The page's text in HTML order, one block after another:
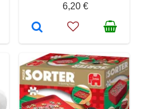
6,20 €